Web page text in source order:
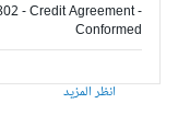
- Credit Agreement -
Conformed
انظر المزيد